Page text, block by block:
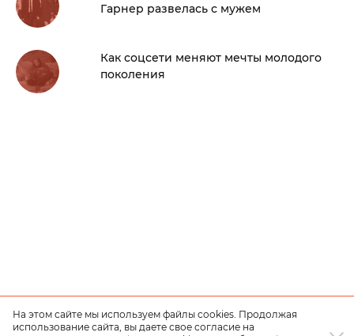
Гарнер развелась с мужем
Как соцсети меняют мечты молодого
поколения
На этом сайте мы используем файлы cookies. Продолжая
использование сайта, вы даете свое согласие на